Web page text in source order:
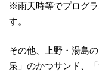
※雨天時等でプログ
す。
その他、上野・湯島
泉」のかつサンド、